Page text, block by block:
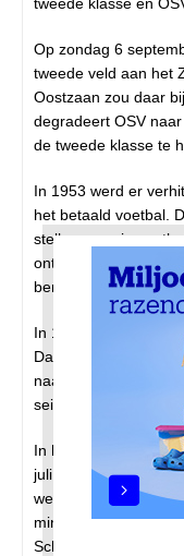
Op zondag 6
tweede veld aan het
Oostzaan zou daar
degradeert OSV
de tweede klasse te
In 1953 werd er
het betaald voetbal.
stellen, waarin
ontvangen. OSV
beroepsvoetbal.
In 1955 eindigt OSV
Dat bleek genoeg,
naar de tweede
seizoen
In het eerste elftal
juli 1936). In 1958
werd hem niet in
minder technisch dan
Schaft het moeilijk,